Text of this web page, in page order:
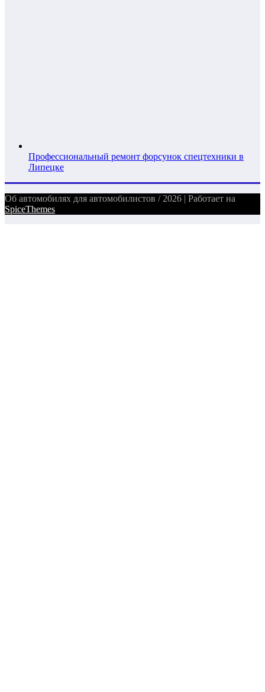
Профессиональный ремонт форсунок спецтехники в
Липецке
Об автомобилях для автомобилистов / 2026 | Работает на
SpiceThemes